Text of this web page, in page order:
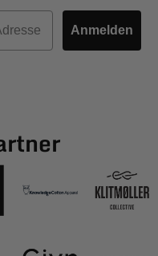
Anmelden